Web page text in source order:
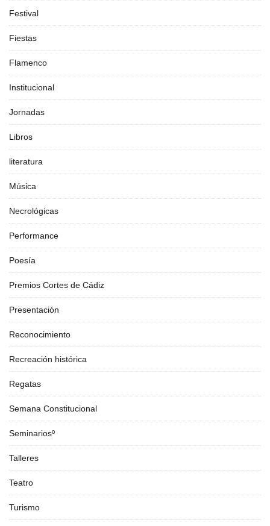
Festival
Fiestas
Flamenco
Institucional
Jornadas
Libros
literatura
Música
Necrológicas
Performance
Poesía
Premios Cortes de Cádiz
Presentación
Reconocimiento
Recreación histórica
Regatas
Semana Constitucional
Seminariosº
Talleres
Teatro
Turismo